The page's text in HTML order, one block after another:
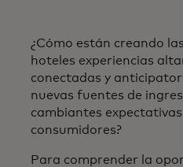
¿Cómo están creando
hoteles experiencias
conectadas y
nuevas fuentes de
cambiantes expectativas
consumidores?
Para comprender la